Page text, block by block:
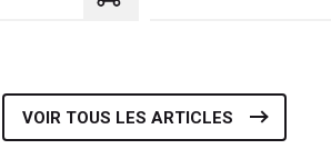
VOIR TOUS LES ARTICLES